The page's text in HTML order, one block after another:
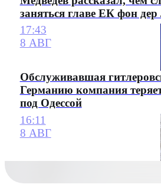
заняться главе ЕК фон
17:43
8 АВГ
Обслуживавшая
Германию компания
под Одессой
16:11
8 АВГ